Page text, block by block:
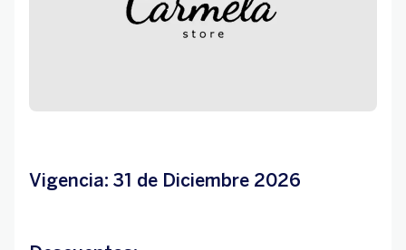
Vigencia: 31 de Diciembre 2026